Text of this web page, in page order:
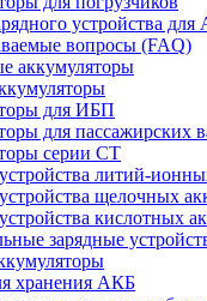
устройства
вопросы (FAQ)
аккумуляторы
для ИБП
для пассажирских
серии СТ
литий-
щелочных
кислотных
зарядные
хранения АКБ